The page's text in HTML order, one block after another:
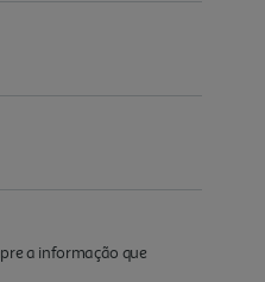
a informação que